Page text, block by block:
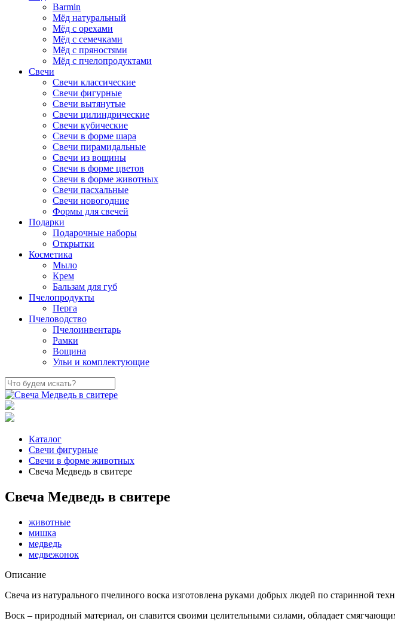
Barmin
Мёд натуральный
Мёд с орехами
Мёд с семечками
Мёд с пряностями
Мёд с пчелопродуктами
Свечи
Свечи классические
Свечи фигурные
Свечи вытянутые
Свечи цилиндрические
Свечи кубические
Свечи в форме шара
Свечи пирамидальные
Свечи из вощины
Свечи в форме цветов
Свечи в форме животных
Свечи пасхальные
Свечи новогодние
Формы для свечей
Подарки
Подарочные наборы
Открытки
Косметика
Мыло
Крем
Бальзам для губ
Пчелопродукты
Перга
Пчеловодство
Пчелоинвентарь
Рамки
Вощина
Ульи и комплектующие
Каталог
Свечи фигурные
Свечи в форме животных
Свеча Медведь в свитере
Свеча Медведь в свитере
животные
мишка
медведь
медвежонок
Описание
Свеча из натурального пчелиного воска изготовлена руками добрых людей по старинной
Воск – природный материал, он славится своими целительными силами, обладает